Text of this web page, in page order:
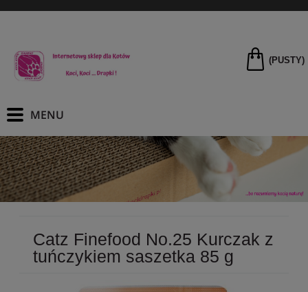
(PUSTY)
Catz Finefood No.25 Kurczak z
tuńczykiem saszetka 85 g